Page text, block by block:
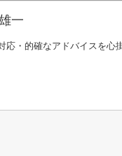
一
応・的確なアドバイスを心